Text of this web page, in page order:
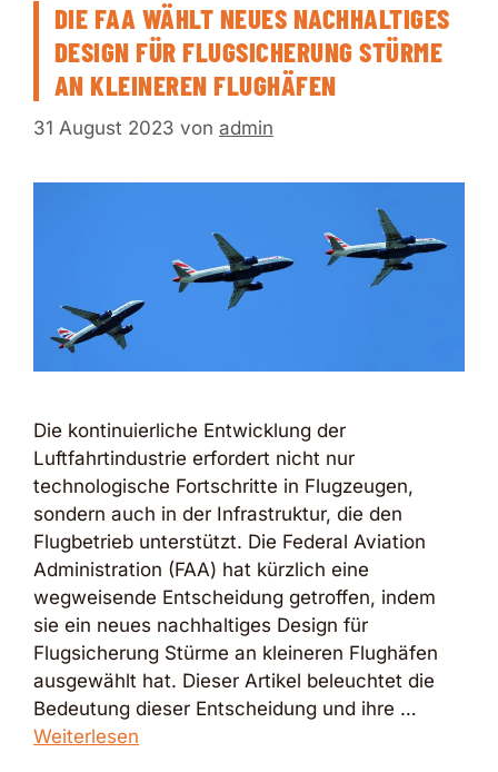
DIE FAA WÄHLT NEUES NACHHALTIGES
DESIGN FÜR FLUGSICHERUNG STÜRME
AN KLEINEREN FLUGHÄFEN
31 August 2023 von admin
Die kontinuierliche Entwicklung der
Luftfahrtindustrie erfordert nicht nur
technologische Fortschritte in Flugzeugen,
sondern auch in der Infrastruktur, die den
Flugbetrieb unterstützt. Die Federal Aviation
Administration (FAA) hat kürzlich eine
wegweisende Entscheidung getroffen, indem
sie ein neues nachhaltiges Design für
Flugsicherung Stürme an kleineren Flughäfen
ausgewählt hat. Dieser Artikel beleuchtet die
Bedeutung dieser Entscheidung und ihre …
Weiterlesen